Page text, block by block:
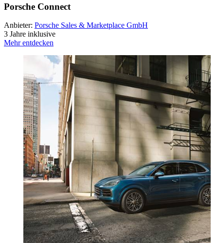
Porsche Connect
Anbieter: Porsche Sales & Marketplace GmbH
3 Jahre inklusive
Mehr entdecken